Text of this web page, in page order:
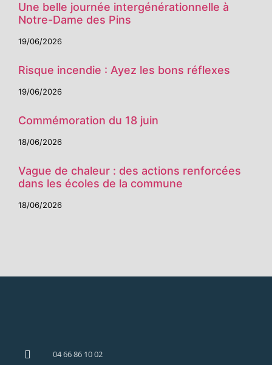
Une belle journée intergénérationnelle à
Notre-Dame des Pins
19/06/2026
Risque incendie : Ayez les bons réflexes
19/06/2026
Commémoration du 18 juin
18/06/2026
Vague de chaleur : des actions renforcées
dans les écoles de la commune
18/06/2026
04 66 86 10 02